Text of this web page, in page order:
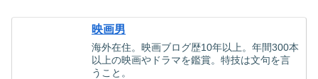
映画男
海外在住。映画ブログ歴10年以上。年間300本
以上の映画やドラマを鑑賞。特技は文句を言
うこと。